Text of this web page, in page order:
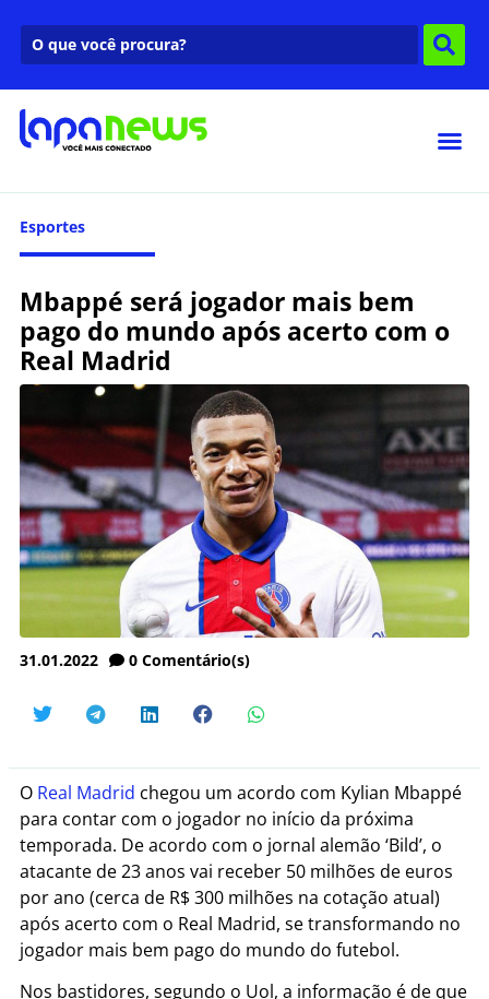
Esportes
Mbappé será jogador mais bem
pago do mundo após acerto com o
Real Madrid
31.01.2022 0 Comentário(s)
O Real Madrid chegou um acordo com Kylian Mbappé
para contar com o jogador no início da próxima
temporada. De acordo com o jornal alemão ‘Bild’, o
atacante de 23 anos vai receber 50 milhões de euros
por ano (cerca de R$ 300 milhões na cotação atual)
após acerto com o Real Madrid, se transformando no
jogador mais bem pago do mundo do futebol.
Nos bastidores, segundo o Uol, a informação é de que